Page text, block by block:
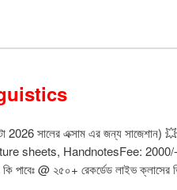
সালের এক্সাম এর জন্য
HandnotesFee: 2000/-
পাবেঃ @ ২৫০+ রেকর্ডেড লাইভ